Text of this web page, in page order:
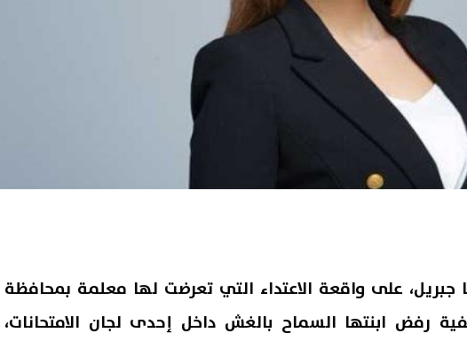
جبريل، على واقعة الاعتداء التي تعرضت لها معلمة بمحافظة
رفض ابنتها السماح بالغش داخل إحدى لجان الامتحانات،